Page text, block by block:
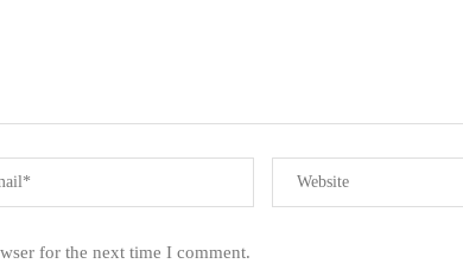
for the next time I comment.